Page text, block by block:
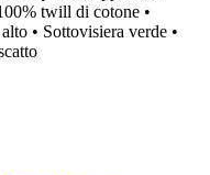
twill di cotone •
• Sottovisiera verde •